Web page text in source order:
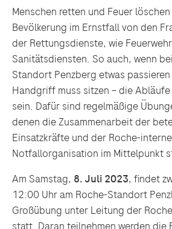
Menschen retten und Feuer
Bevölkerung im Ernstfall von den
der Rettungsdienste, wie
Sanitätsdiensten. So auch, wenn
Standort Penzberg etwas
Handgriff muss sitzen – die
sein. Dafür sind regelmäßige
denen die Zusammenarbeit der
Einsatzkräfte und der Roche-
Notfallorganisation im Mittelpunkt
Am Samstag, 8. Juli 2023, findet
12:00 Uhr am Roche-Standort
Großübung unter Leitung der
statt. Daran teilnehmen werden die